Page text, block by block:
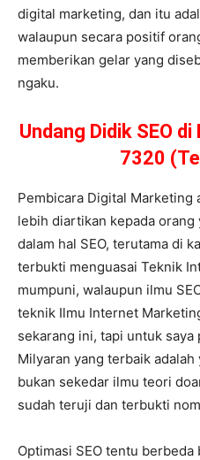
digital marketing, dan itu
walaupun secara positif
memberikan gelar yang
ngaku.
Undang Didik SEO
7320
Pembicara Digital Marketing
lebih diartikan kepada orang
dalam hal SEO, terutama di
terbukti menguasai Teknik
mumpuni, walaupun ilmu
teknik Ilmu Internet
sekarang ini, tapi untuk
Milyaran yang terbaik
bukan sekedar ilmu teori
sudah teruji dan terbukti
Optimasi SEO tentu berbeda